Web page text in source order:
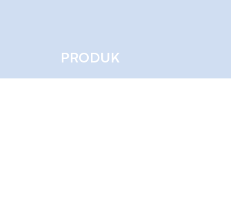
PRODUK